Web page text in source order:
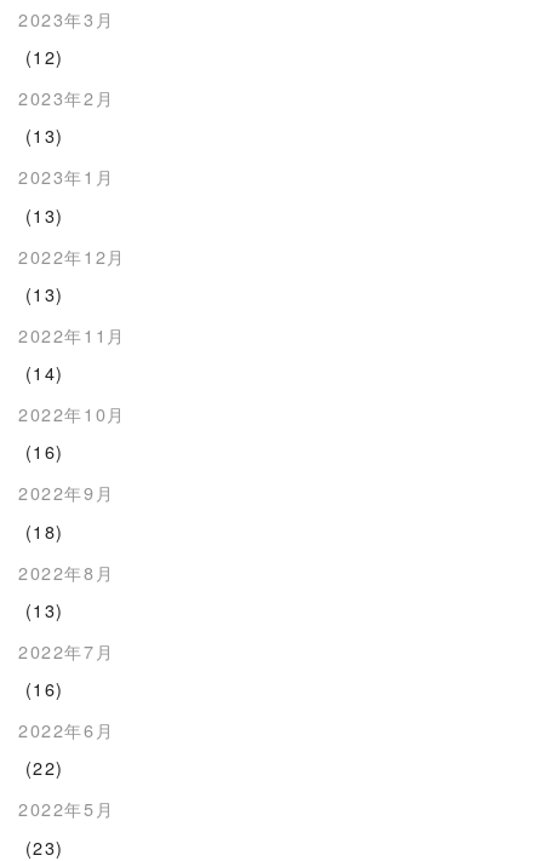
2023年3月
(12)
2023年2月
(13)
2023年1月
(13)
2022年12月
(13)
2022年11月
(14)
2022年10月
(16)
2022年9月
(18)
2022年8月
(13)
2022年7月
(16)
2022年6月
(22)
2022年5月
(23)